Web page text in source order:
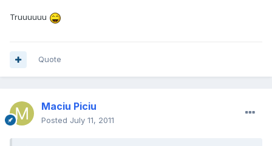
Truuuuuu
Quote
Maciu Piciu
Posted July 11, 2011